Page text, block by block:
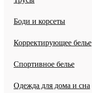
Боди и корсеты
Корректирующее белье
Спортивное белье
Одежда для дома и сна